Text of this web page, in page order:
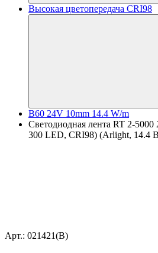
Высокая цветопередача CRI98
B60 24V 10mm 14.4 W/m
Светодиодная лента RT 2-
300 LED, CRI98) (Arlight, 14.4
Арт.: 021421(B)